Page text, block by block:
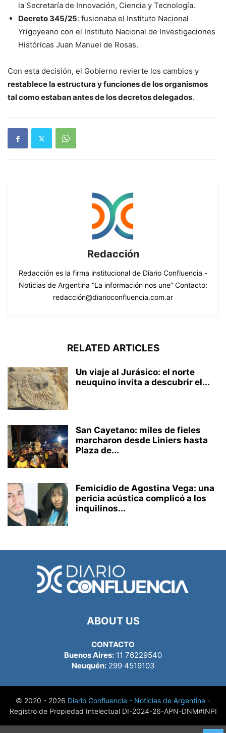
la Secretaría de Innovación, Ciencia y Tecnología.
Decreto 345/25: fusionaba el Instituto Nacional
Yrigoyeano con el Instituto Nacional de Investigaciones
Históricas Juan Manuel de Rosas.
Con esta decisión, el Gobierno revierte los cambios y
restablece la estructura y funciones de los organismos
tal como estaban antes de los decretos delegados.
Redacción
Redacción es la firma institucional de Diario Confluencia -
Noticias de Argentina “La información nos une” Contacto:
redacción@diarioconfluencia.com.ar
RELATED ARTICLES
Un viaje al Jurásico: el norte
neuquino invita a descubrir el...
San Cayetano: miles de fieles
marcharon desde Liniers hasta
Plaza de...
Femicidio de Agostina Vega: una
pericia acústica complicó a los
inquilinos...
ABOUT US
CONTACTO
Buenos Aires: 11 76229540
Neuquén:299 4519103
© 2020 - 2026 Diario Confluencia - Noticias de Argentina -
Registro de Propiedad Intelectual DI-2024-26-APN-DNM#INPI